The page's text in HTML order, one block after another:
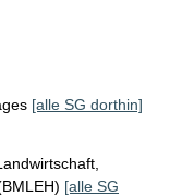
[alle SG dorthin]
[alle SG